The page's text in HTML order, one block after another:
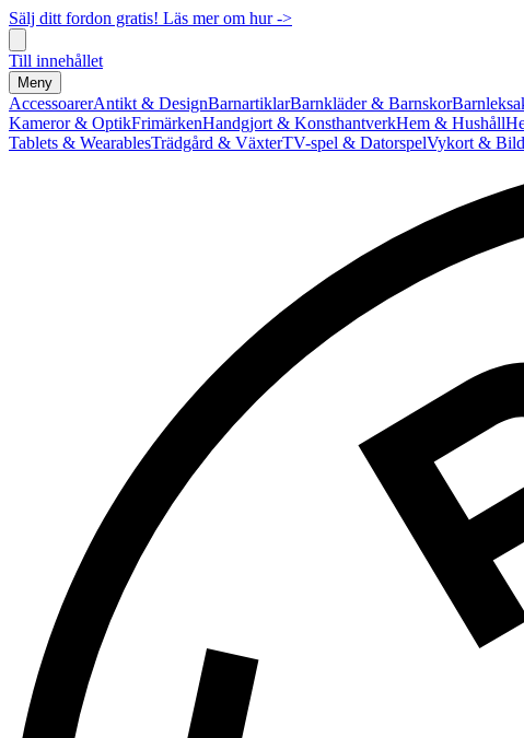
Sälj ditt fordon gratis! Läs mer om hur ->
Till innehållet
Meny
AccessoarerAntikt & DesignBarnartiklarBarnkläder & Barnskor
Kameror & OptikFrimärkenHandgjort & KonsthantverkHem & Hushåll
Tablets & WearablesTrädgård & VäxterTV-spel & DatorspelVykort &